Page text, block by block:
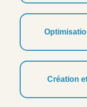
Création